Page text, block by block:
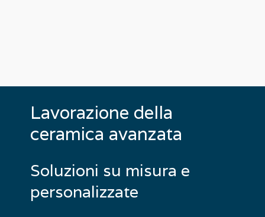
Lavorazione della
ceramica avanzata
Soluzioni su misura e
personalizzate